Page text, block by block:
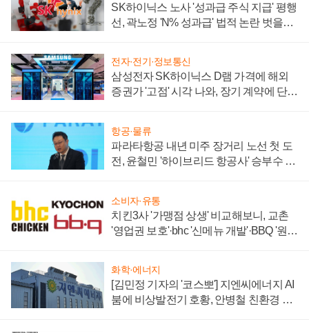
SK하이닉스 노사 '성과급 주식 지급' 평행
선, 곽노정 'N% 성과급' 법적 논란 벗을지
전자·전기·정보통신
삼성전자 SK하이닉스 D램 가격에 해외
증권가 '고점' 시각 나와, 장기 계약에 단점
항공·물류
파라타항공 내년 미주 장거리 노선 첫 도
전, 윤철민 '하이브리드 항공사' 승부수 통
소비자·유통
치킨3사 '가맹점 상생' 비교해보니, 교촌
'영업권 보호'·bhc '신메뉴 개발'·BBQ '원가
화학·에너지
[김민정 기자의 '코스뽀'] 지엔씨에너지 AI
붐에 비상발전기 호황, 안병철 친환경 에